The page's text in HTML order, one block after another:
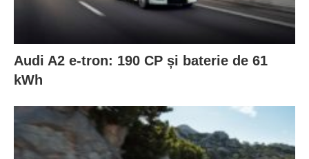
Audi A2 e-tron: 190 CP și baterie de 61
kWh